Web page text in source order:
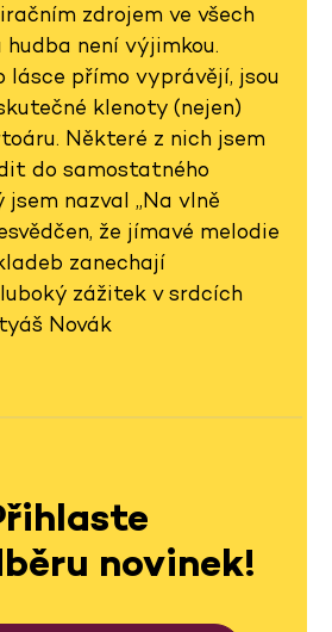
zdrojem ve všech
není výjimkou.
lásce přímo vyprávějí, jsou
klenoty (nejen)
Některé z nich jsem
do samostatného
nazval „Na vlně
že jímavé melodie
zanechají
zážitek v srdcích
Novák
novinek!